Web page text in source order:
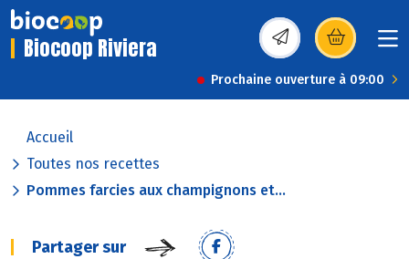
Biocoop Riviera (s’ouvre dans une
Prochaine ouverture à 09:00
Accueil
Toutes nos recettes
Pommes farcies aux champignons et...
Partager sur